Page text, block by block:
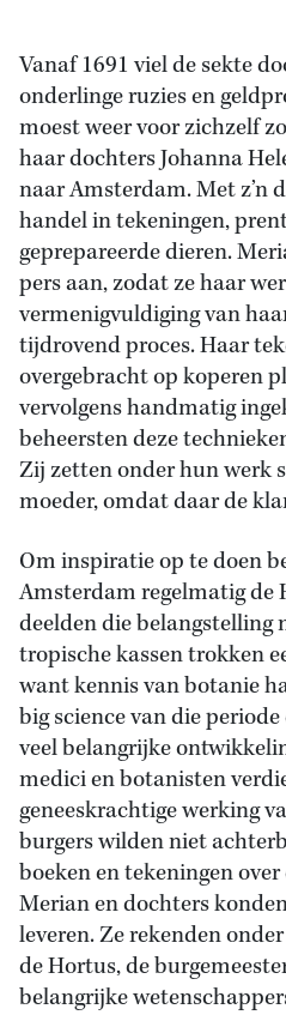
Vanaf 1691 viel de sekte
onderlinge ruzies en
moest weer voor zichzelf
haar dochters Johanna
naar Amsterdam. Met z’n
handel in tekeningen,
geprepareerde dieren.
pers aan, zodat ze haar
vermenigvuldiging van
tijdrovend proces. Haar
overgebracht op koperen
vervolgens handmatig
beheersten deze
Zij zetten onder hun werk
moeder, omdat daar de
Om inspiratie op te doen
Amsterdam regelmatig de
deelden die belangstelling
tropische kassen trokken
want kennis van botanie
big science van die
veel belangrijke
medici en botanisten
geneeskrachtige werking
burgers wilden niet
boeken en tekeningen
Merian en dochters
leveren. Ze rekenden
de Hortus, de
belangrijke